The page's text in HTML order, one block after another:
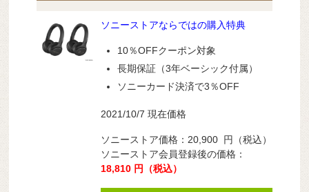
ソニーストアならではの購入特典
10％OFFクーポン対象
長期保証（3年ベーシック付属）
ソニーカード決済で3％OFF
2021/10/7 現在価格
ソニーストア価格： 20,900円（税込）
ソニーストア会員登録後の価格：
18,810 円（税込）